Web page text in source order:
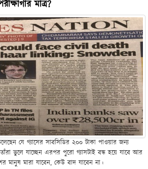
মাত্র?
যে গ্যাসের সাবসিডির ২০০ টাকা পাওয়ার জন্য
ভুলে যাচ্ছেন এরপর পুরো গ্যাসটাই বন্ধ হয়ে যাবে আর
মানুষ মারা যাবেন, কেউ বাদ যাবেন না।